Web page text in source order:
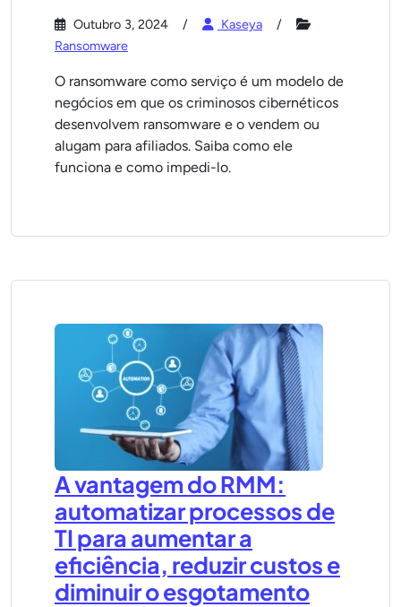
Outubro 3, 2024
Kaseya
Ransomware
O ransomware como serviço é um modelo de
negócios em que os criminosos cibernéticos
desenvolvem ransomware e o vendem ou
alugam para afiliados. Saiba como ele
funciona e como impedi-lo.
A vantagem do RMM:
automatizar processos de
TI para aumentar a
eficiência, reduzir custos e
diminuir o esgotamento